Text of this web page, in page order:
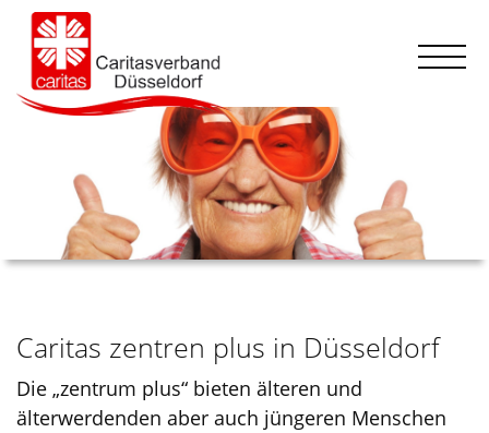
Caritas zentren plus in Düsseldorf
Die „zentrum plus“ bieten älteren und
älterwerdenden aber auch jüngeren Menschen